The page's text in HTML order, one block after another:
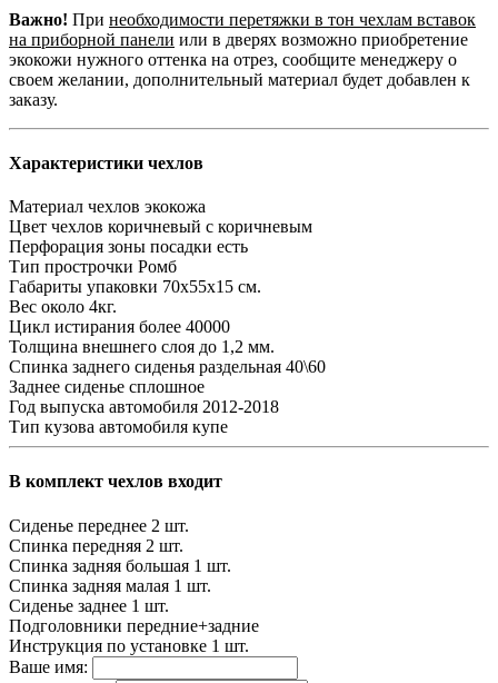
Важно! При необходимости перетяжки в тон чехлам вставок
на приборной панели или в дверях возможно приобретение
экокожи нужного оттенка на отрез, сообщите менеджеру о
своем желании, дополнительный материал будет добавлен к
заказу.
Характеристики чехлов
Материал чехлов экокожа
Цвет чехлов коричневый с коричневым
Перфорация зоны посадки есть
Тип прострочки Ромб
Габариты упаковки 70х55х15 см.
Вес около 4кг.
Цикл истирания более 40000
Толщина внешнего слоя до 1,2 мм.
Спинка заднего сиденья раздельная 40\60
Заднее сиденье сплошное
Год выпуска автомобиля 2012-2018
Тип кузова автомобиля купе
В комплект чехлов входит
Сиденье переднее 2 шт.
Спинка передняя 2 шт.
Спинка задняя большая 1 шт.
Спинка задняя малая 1 шт.
Сиденье заднее 1 шт.
Подголовники передние+задние
Инструкция по установке 1 шт.
Ваше имя: